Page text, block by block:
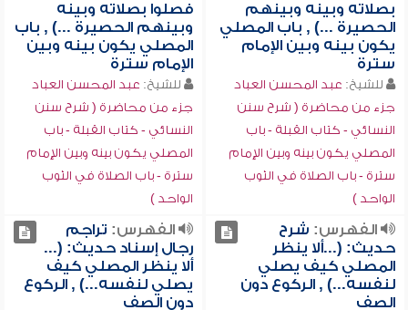
بصلاته وبينه وبينهم
الحصيرة ...) , باب المصلي
يكون بينه وبين الإمام
سترة
للشيخ: عبد المحسن العباد
جزء من محاضرة ( شرح سنن
النسائي - كتاب القبلة - باب
المصلي يكون بينه وبين الإمام
سترة - باب الصلاة في الثوب
الواحد )
فصلوا بصلاته وبينه
وبينهم الحصيرة ...) , باب
المصلي يكون بينه وبين
الإمام سترة
للشيخ: عبد المحسن العباد
جزء من محاضرة ( شرح سنن
النسائي - كتاب القبلة - باب
المصلي يكون بينه وبين الإمام
سترة - باب الصلاة في الثوب
الواحد )
الفهرس: شرح
حديث: (...ألا ينظر
المصلي كيف يصلي
لنفسه...) , الركوع دون
الصف
الفهرس: تراجم
رجال إسناد حديث: (...
ألا ينظر المصلي كيف
يصلي لنفسه...) , الركوع
دون الصف